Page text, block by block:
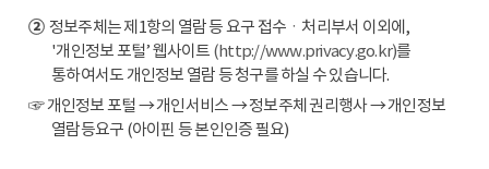
②정보주체는 제1항의 열람 등 요구 접수ㆍ처리부서 이외에,
'개인정보 포털’ 웹사이트 (http://www.privacy.go.kr)를
통하여서도 개인정보 열람 등 청구를 하실 수 있습니다.
☞ 개인정보 포털 → 개인서비스 → 정보주체 권리행사 → 개인정보
열람등요구 (아이핀 등 본인인증 필요)